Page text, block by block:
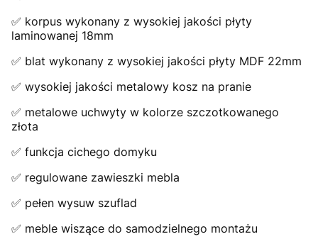
✅ korpus wykonany z wysokiej jakości płyty
laminowanej 18mm
✅ blat wykonany z wysokiej jakości płyty MDF 22mm
✅ wysokiej jakości metalowy kosz na pranie
✅ metalowe uchwyty w kolorze szczotkowanego
złota
✅ funkcja cichego domyku
✅ regulowane zawieszki mebla
✅ pełen wysuw szuflad
✅ meble wiszące do samodzielnego montażu